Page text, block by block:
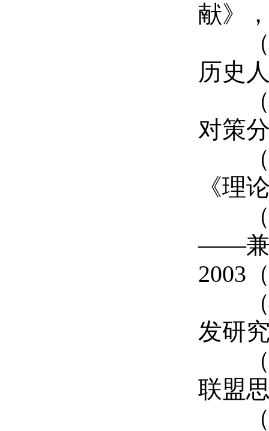
献》
（5
历史
（6
对策
（7
《理
（8
——兼
2003
（9
发研
（
联盟
（